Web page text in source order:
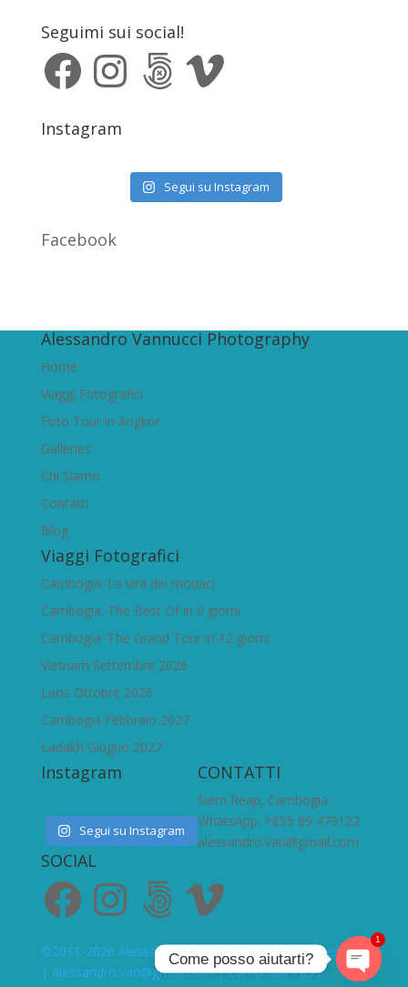
Seguimi sui social!
FacebookInstagram 500px Vimeo
Instagram
Segui su Instagram
Facebook
Alessandro Vannucci Photography
Home
Viaggi Fotografici
Foto Tour in Angkor
Galleries
Chi Siamo
Contatti
Blog
Viaggi Fotografici
Cambogia: La vita dei monaci
Cambogia: The Best Of in 9 giorni
Cambogia: The Grand Tour in 12 giorni
Vietnam Settembre 2026
Laos Ottobre 2026
Cambogia Febbraio 2027
Ladakh Giugno 2027
Instagram
Segui su Instagram
CONTATTI
Siem Reap, Cambogia
WhatsApp: +855 89 479122
alessandro.van@gmail.com
SOCIAL
FacebookInstagram 500px Vimeo
©2011-2026 Alessandro Vannucci, All Rights Reserved
| alessandro.van@gmail.com| Cambodia +855.
Come posso aiutarti?
1